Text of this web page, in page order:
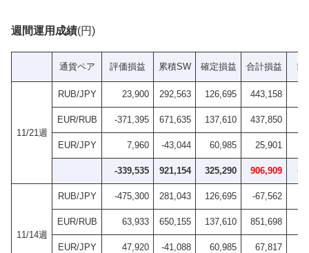
週間運用成績(円)
通貨ペア 評価損益 累積SW 確定損益 合計損益 前
11/21週
RUB/JPY 23,900 292,563 126,695 443,158
EUR/RUB -371,395 671,635 137,610 437,850
EUR/JPY 7,960 -43,044 60,985 25,901
-339,535 921,154 325,290 906,909
11/14週
RUB/JPY -475,300 281,043 126,695 -67,562
EUR/RUB 63,933 650,155 137,610 851,698
EUR/JPY 47,920 -41,088 60,985 67,817